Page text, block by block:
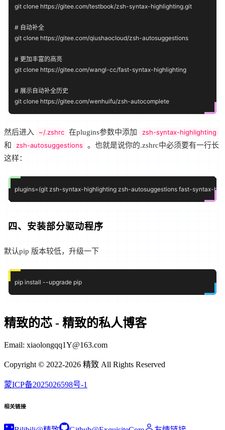
git clone https://gitee.com/testbook/zsh-syntax-highlighting.git
# 自动补全
git clone https://gitee.com/qiushaocloud/zsh-autosuggestions
# 更加丰富的高亮
git clone https://gitee.com/wangl-cc/fast-syntax-highlighting
# 展示自动补全历史
然后进入 ~/.zshrc 在plugins参数中添加
zsh-syntax-highlighting
和
zsh-autosuggestions
。也就是说你的.zshrc中必须要有一行长
这样：
四、安装部分驱动程序
默认pip 版本较低，升级一下
精致的芯 - 精致的私人博客
Email: xiaolongqq1Y@163.com
Copyright © 2022-2026 精致 All Rights Reserved
蒙ICP备2025026598号-1
相关链接